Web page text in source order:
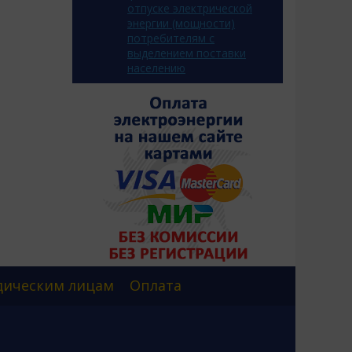
отпуске электрической
энергии (мощности)
потребителям с
выделением поставки
населению
лицам Оплата